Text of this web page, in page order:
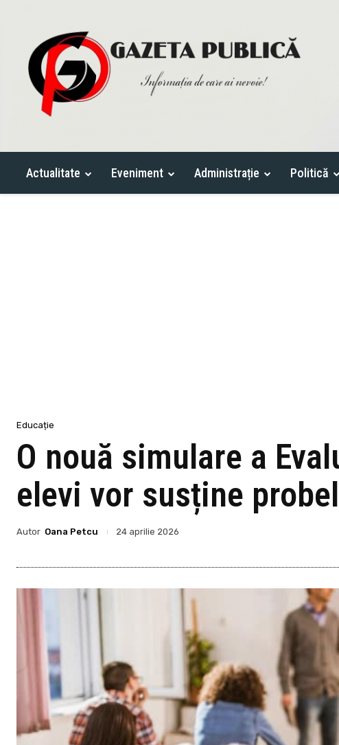
Actualitate Eveniment Administrație Politică
Educație
O nouă simulare a
elevi vor susține
Autor Oana Petcu 24 aprilie 2026